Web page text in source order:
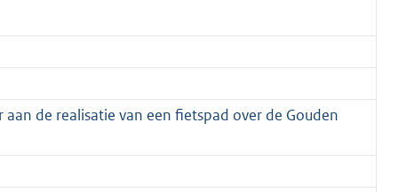
de realisatie van een fietspad over de Gouden